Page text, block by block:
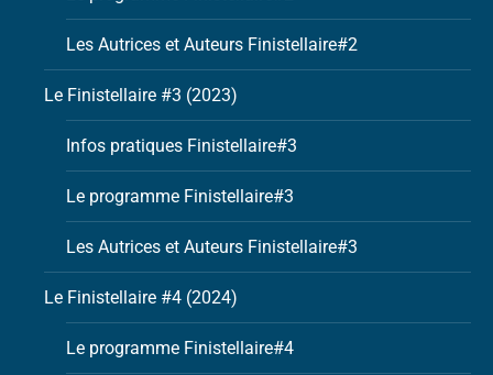
Les Autrices et Auteurs Finistellaire#2
Le Finistellaire #3 (2023)
Infos pratiques Finistellaire#3
Le programme Finistellaire#3
Les Autrices et Auteurs Finistellaire#3
Le Finistellaire #4 (2024)
Le programme Finistellaire#4